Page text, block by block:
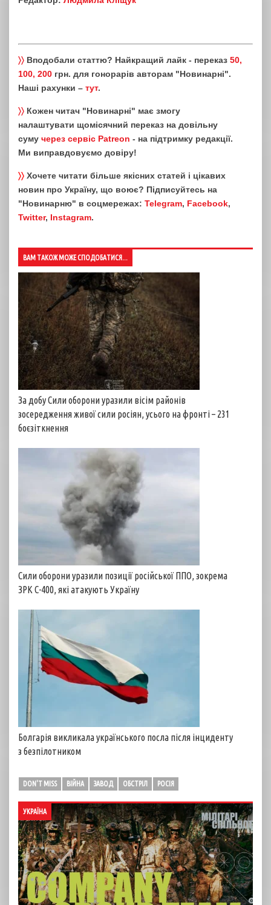
〉〉 Вподобали статтю? Найкращий лайк - переказ 50,
100, 200 грн. для гонорарів авторам "Новинарні".
Наші рахунки – тут.
〉〉 Кожен читач "Новинарні" має змогу
налаштувати щомісячний переказ на довільну
суму через сервіс Patreon - на підтримку редакції.
Ми виправдовуємо довіру!
〉〉 Хочете читати більше якісних статей і цікавих
новин про Україну, що воює? Підписуйтесь на
"Новинарню" в соцмережах: Telegram, Facebook,
Twitter, Instagram.
ВАМ ТАКОЖ МОЖЕ СПОДОБАТИСЯ...
За добу Сили оборони уразили вісім районів
зосередження живої сили росіян, усього на фронті – 231
боєзіткнення
Сили оборони уразили позиції російської ППО, зокрема
ЗРК С-400, які атакують Україну
Болгарія викликала українського посла після інциденту
з безпілотником
DON'T MISS ВІЙНА ЗАВОД ОБСТРІЛ РОСІЯ
УКРАЇНА